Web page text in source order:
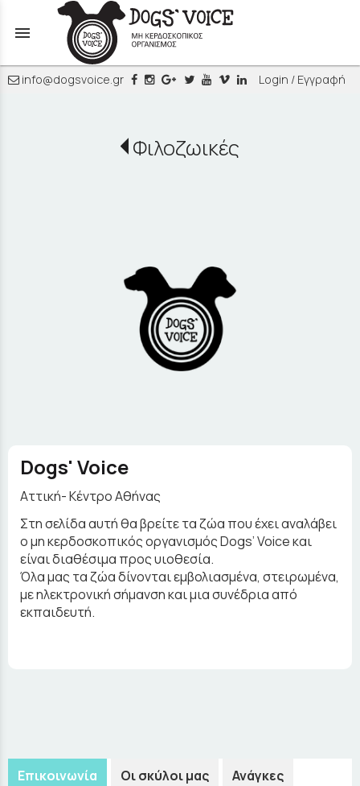
menu
info@dogsvoice.gr Login / Εγγραφή
Φιλοζωικές
Dogs' Voice
Αττική- Κέντρο Αθήνας
Στη σελίδα αυτή θα βρείτε τα ζώα που έχει αναλάβει
ο μη κερδοσκοπικός οργανισμός Dogs’ Voice και
είναι διαθέσιμα προς υιοθεσία.
Όλα μας τα ζώα δίνονται εμβολιασμένα, στειρωμένα,
με ηλεκτρονική σήμανση και μια συνέδρια από
εκπαιδευτή.
Επικοινωνία Οι σκύλοι μας
Ανάγκες